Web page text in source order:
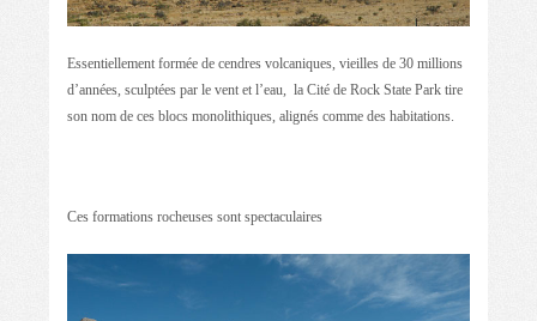
Essentiellement formée de cendres volcaniques, vieilles de 30 millions
d’années, sculptées par le vent et l’eau, la Cité de Rock State Park tire
son nom de ces blocs monolithiques, alignés comme des habitations.
Ces formations rocheuses sont spectaculaires